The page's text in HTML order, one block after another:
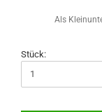
Als
Stück: